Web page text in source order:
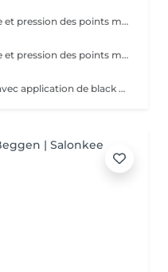
Massage d'inspiration ayurvédique et pression des points marmas selon votre dosha (vata, pitta, kapha), tant avec les couleurs que les parfums et le choix des huiles. Une tisane vous sera servie après le soin.
Massage d'inspiration ayurvédique et pression des points marmas selon votre dosha (vata, pitta, kapha), tant avec les couleurs que les parfums et le choix des huiles. Corps, mini soin visage et cuir chevelu. Une tisane vous sera servie après le soin.
Massage drainant corps complet avec application de black mud détox. Idéal pour les tempéraments kapha et les personnes ayant de la rétention de liquides ou de la cellulite liée à cela. Effet jambes légères garanti, soin très relaxant. Une boisson Tisama Lakshmi dren vous sera servie après le soin.